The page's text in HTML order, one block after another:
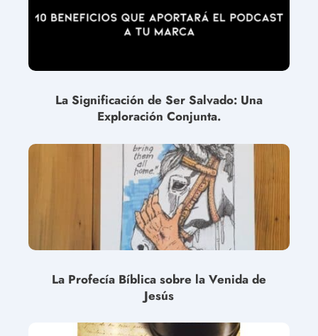
La Significación de Ser Salvado: Una
Exploración Conjunta.
La Profecía Bíblica sobre la Venida de
Jesús